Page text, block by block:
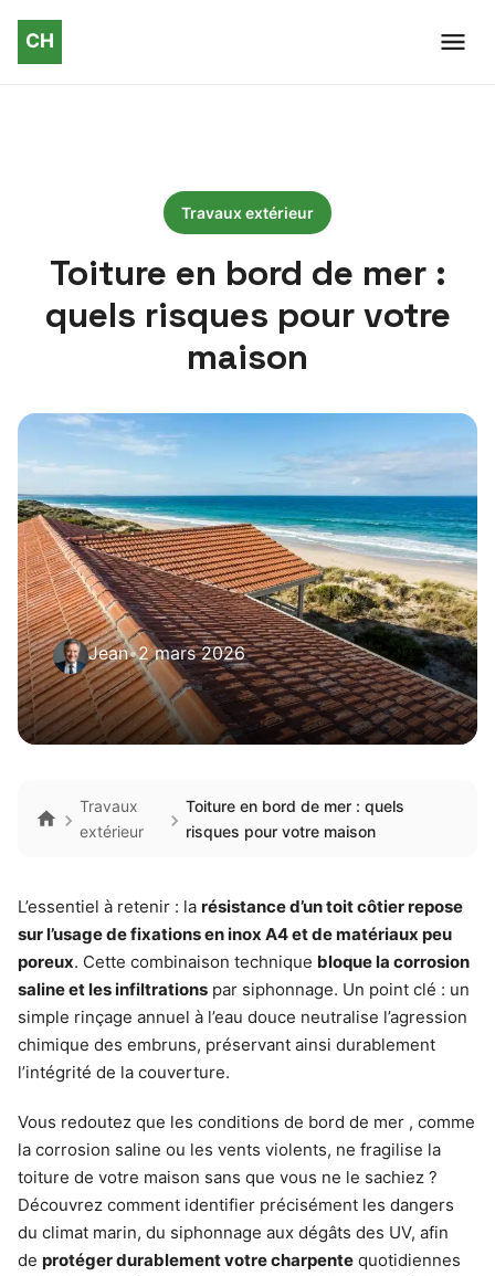
Travaux extérieur
Toiture en bord de mer :
quels risques pour votre
maison
Jean•2 mars 2026
Travaux
extérieur
Toiture en bord de mer : quels
risques pour votre maison
L’essentiel à retenir : la résistance d’un toit côtier repose
sur l’usage de fixations en inox A4 et de matériaux peu
poreux. Cette combinaison technique bloque la corrosion
saline et les infiltrations par siphonnage. Un point clé : un
simple rinçage annuel à l’eau douce neutralise l’agression
chimique des embruns, préservant ainsi durablement
l’intégrité de la couverture.
Vous redoutez que les conditions de bord de mer , comme
la corrosion saline ou les vents violents, ne fragilise la
toiture de votre maison sans que vous ne le sachiez ?
Découvrez comment identifier précisément les dangers
du climat marin, du siphonnage aux dégâts des UV, afin
de protéger durablement votre charpente quotidiennes